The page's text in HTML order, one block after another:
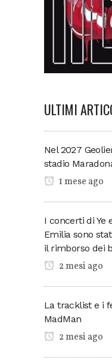
ULTIMI
Nel 2027
stadio
1 mese ago
I concerti di Ye
Emilia sono
il rimborso dei
2 mesi ago
La tracklist e i
MadMan
2 mesi ago